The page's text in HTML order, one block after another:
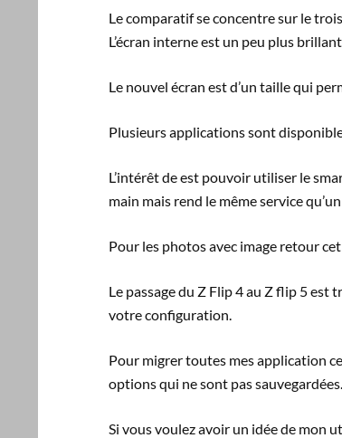
Le comparatif se concentre sur le
L’écran interne est un peu plus
Le nouvel écran est d’un taille qui
Plusieurs applications sont
L’intérêt de est pouvoir utiliser le
main mais rend le même service
Pour les photos avec image retour
Le passage du Z Flip 4 au Z flip 5 est
votre configuration.
Pour migrer toutes mes application
options qui ne sont pas sauvegardées.
Si vous voulez avoir un idée de mon